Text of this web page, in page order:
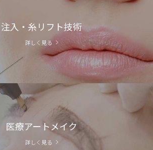
注入・糸リフト技術
詳しく見る
医療アートメイク
詳しく見る